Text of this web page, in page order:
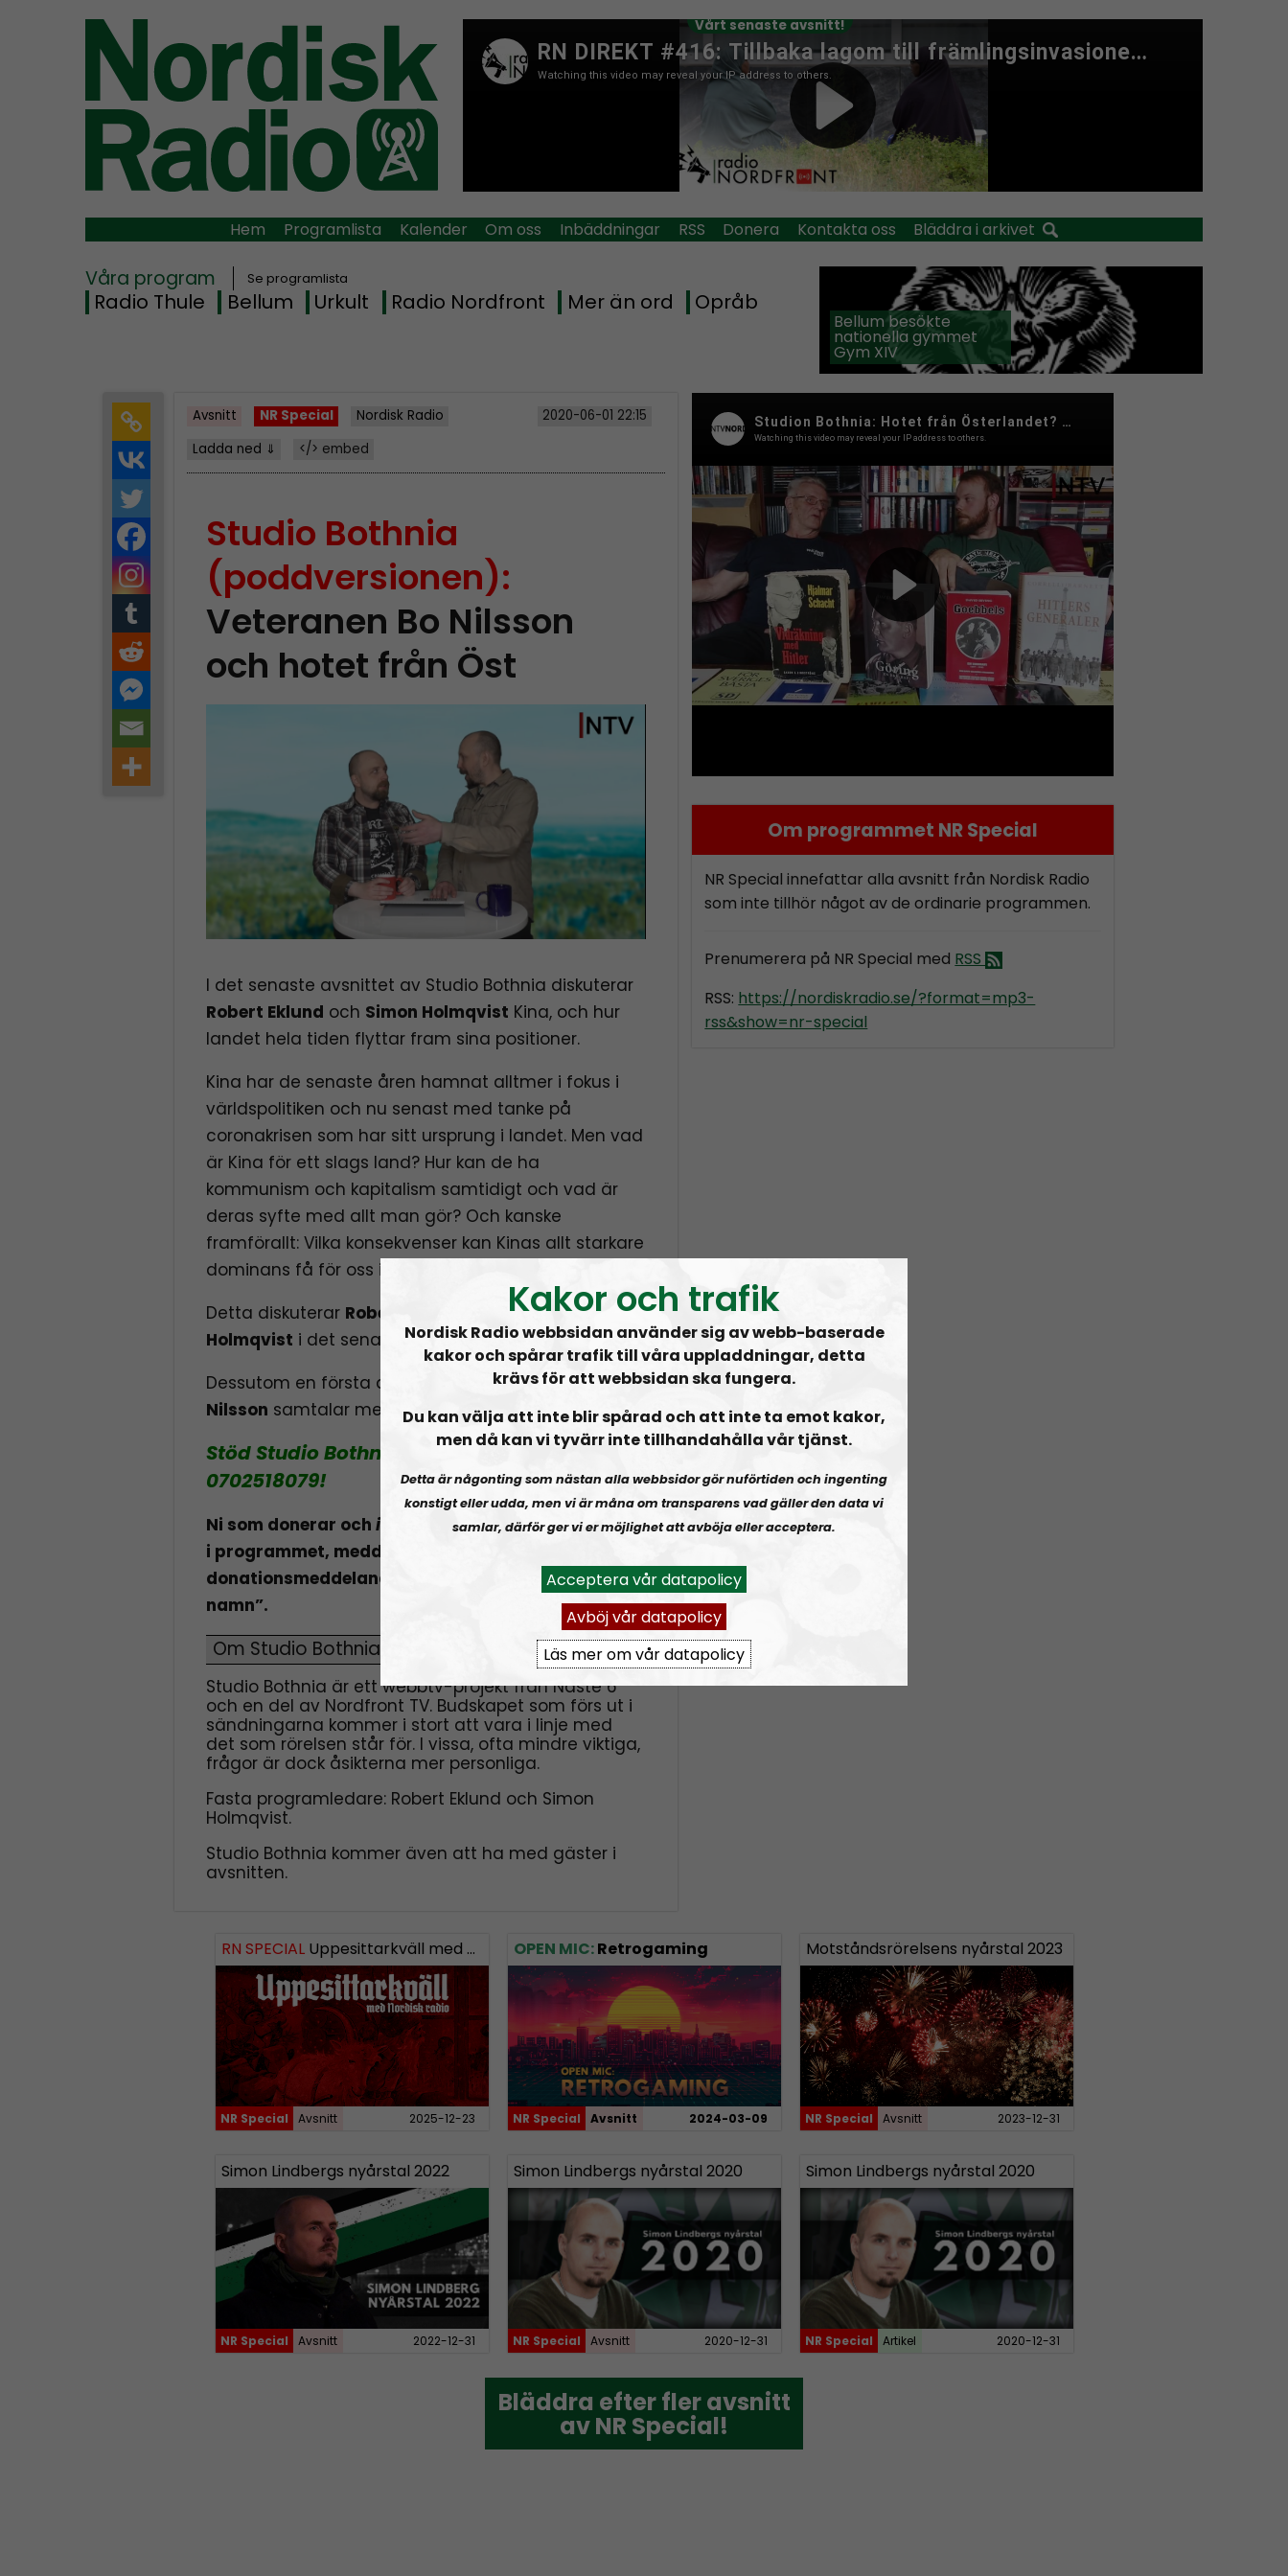
Vårt senaste avsnitt!
Hem Programlista Kalender Om oss Inbäddningar RSS Donera Kontakta oss Bläddra i arkivet
Våra program Se programlista
Radio Thule Bellum Urkult Radio Nordfront Mer än ord Opråb
Bellum besökte
nationella gymmet
Gym XIV
Avsnitt NR Special Nordisk Radio
2020-06-01 22:15
Ladda ned ⇓
</> embed
Studio Bothnia
(poddversionen):
Veteranen Bo Nilsson
och hotet från Öst
I det senaste avsnittet av Studio Bothnia diskuterar
Robert Eklund och Simon Holmqvist Kina, och hur
landet hela tiden flyttar fram sina positioner.
Kina har de senaste åren hamnat alltmer i fokus i
världspolitiken och nu senast med tanke på
coronakrisen som har sitt ursprung i landet. Men vad
är Kina för ett slags land? Hur kan de ha
kommunism och kapitalism samtidigt och vad är
deras syfte med allt man gör? Och kanske
framförallt: Vilka konsekvenser kan Kinas allt starkare
dominans få för oss i väst.
Detta diskuterar Robert Eklund
Simon
Holmqvist i det senaste avsnittet av Studio Bothnia.
Dessutom en första del i en intervjuserie därDavid
Nilsson samtalar med veteranenBo Nilsson.
Stöd Studio Bothnia – swisha till
0702518079!
Ni som donerar ochinte
vill ha ert förnamn uppläst
i programmet, meddela det i
donationsmeddelandet genom att skriva “ej
namn”.
Om Studio Bothnia
Studio Bothnia är ett webbtv-projekt från Näste 6
och en del av Nordfront TV. Budskapet som förs ut i
sändningarna kommer i stort att vara i linje med
det som rörelsen står för. I vissa, ofta mindre viktiga,
frågor är dock åsikterna mer personliga.
Fasta programledare: Robert Eklund och Simon
Holmqvist.
Studio Bothnia kommer även att ha med gäster i
avsnitten.
Om programmet NR Special
NR Special innefattar alla avsnitt från Nordisk Radio
som inte tillhör något av de ordinarie programmen.
Prenumerera på NR Special med RSS
RSS: https://nordiskradio.se/?format=mp3-
rss&show=nr-special
RN SPECIAL Uppesittarkväll med Andreas och Uffe!
NR Special Avsnitt 2025-12-23
OPEN MIC:Retrogaming
NR Special Avsnitt 2024-03-09
Motståndsrörelsens nyårstal 2023
NR Special Avsnitt 2023-12-31
Simon Lindbergs nyårstal 2022
NR Special Avsnitt 2022-12-31
Simon Lindbergs nyårstal 2020
NR Special Avsnitt 2020-12-31
Simon Lindbergs nyårstal 2020
NR Special Artikel 2020-12-31
Bläddra efter fler avsnitt
av NR Special!
Bläddra efter fler avsnitt
av NR Special!
Kakor och trafik
Nordisk Radio webbsidan använder sig av webb-baserade
kakor och spårar trafik till våra uppladdningar, detta
krävs för att webbsidan ska fungera.
Du kan välja att inte blir spårad och att inte ta emot kakor,
men då kan vi tyvärr inte tillhandahålla vår tjänst.
Detta är någonting som nästan alla webbsidor gör nuförtiden och ingenting
konstigt eller udda, men vi är måna om transparens vad gäller den data vi
samlar, därför ger vi er möjlighet att avböja eller acceptera.
Acceptera vår datapolicy
Avböj vår datapolicy
Läs mer om vår datapolicy